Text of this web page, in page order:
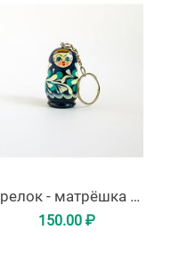
Брелок - матрёшка синяя
150.00 ₽